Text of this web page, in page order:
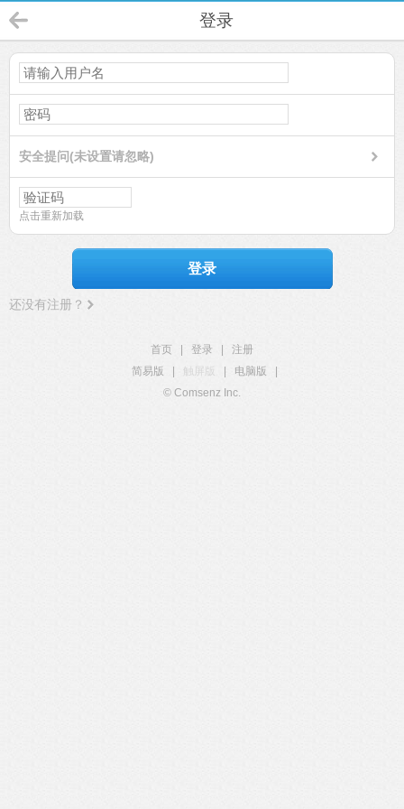
登录
安全提问(未设置请忽略)
点击重新加载
登录
还没有注册？
首页 登录
注册
简易版
触屏版 电脑版
© Comsenz Inc.